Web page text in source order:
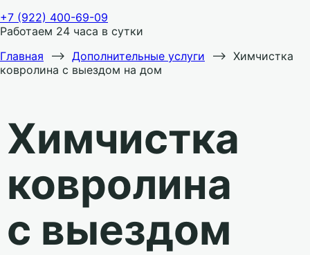
+7 (922) 400-69-09
Работаем 24 часа в сутки
Главная ⟶ Дополнительные услуги ⟶ Химчистка
ковролина с выездом на дом
Химчистка
ковролина
с выездом